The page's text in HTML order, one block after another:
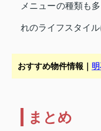
メニューの種類も
れのライフスタイ
おすすめ物件情報｜
まとめ